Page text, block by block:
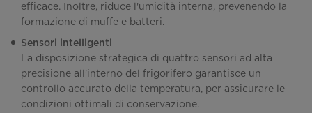
efficace. Inoltre, riduce l'umidità interna, prevenendo la
formazione di muffe e batteri.
Sensori intelligenti
La disposizione strategica di quattro sensori ad alta
precisione all'interno del frigorifero garantisce un
controllo accurato della temperatura, per assicurare le
condizioni ottimali di conservazione.